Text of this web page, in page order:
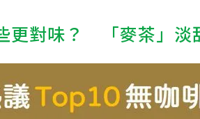
更對味？ 「麥茶」淡